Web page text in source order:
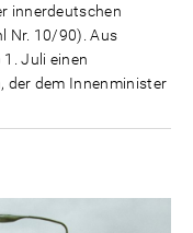
innerdeutschen
Nr. 10/90). Aus
Juli einen
der dem Innenminister